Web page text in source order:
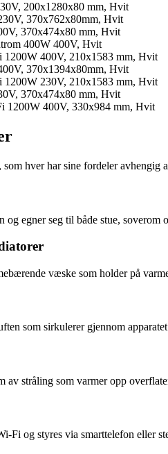
200x1280x80 mm, Hvit
370x762x80mm, Hvit
370x474x80 mm, Hvit
400W 400V, Hvit
1200W 400V, 210x1583 mm, Hvit
370x1394x80mm, Hvit
1200W 230V, 210x1583 mm, Hvit
370x474x80 mm, Hvit
1200W 400V, 330x984 mm, Hvit
hver har sine fordeler avhengig
og egner seg til både stue,
væske som holder på
som sirkulerer gjennom
stråling som varmer opp
Fi og styres via smarttelefon eller